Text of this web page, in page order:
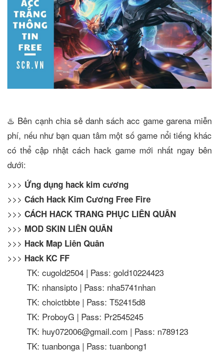
♨️ Bên cạnh chia sẻ danh sách acc game garena miễn
phí, nếu như bạn quan tâm một số game nổi tiếng khác
có thể cập nhật cách hack game mới nhất ngay bên
dưới:
>>> Ứng dụng hack kim cương
>>> Cách Hack Kim Cương Free Fire
>>> CÁCH HACK TRANG PHỤC LIÊN QUÂN
>>> MOD SKIN LIÊN QUÂN
>>> Hack Map Liên Quân
>>> Hack KC FF
TK: cugold2504 | Pass: gold10224423
TK: nhansipto | Pass: nha5741nhan
TK: choictbbte | Pass: T52415d8
TK: ProboyG | Pass: Pr2545245
TK: huy072006@gmail.com | Pass: n789123
TK: tuanbonga | Pass: tuanbong1